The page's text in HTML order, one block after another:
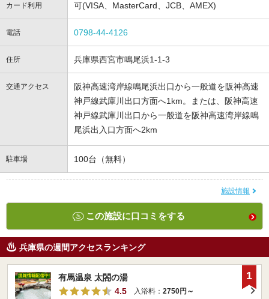
カード利用 可(VISA、MasterCard、JCB、AMEX)
電話 0798-44-4126
住所 兵庫県西宮市鳴尾浜1-1-3
交通アクセス
阪神高速湾岸線鳴尾浜出口から一般道を阪神高速
神戸線武庫川出口方面へ1km。または、阪神高速
神戸線武庫川出口から一般道を阪神高速湾岸線鳴
尾浜出入口方面へ2km
駐車場 100台（無料）
施設情報
この施設に口コミをする
兵庫県の週間アクセスランキング
有馬温泉 太閤の湯
4.5
入浴料： 2750円～
1